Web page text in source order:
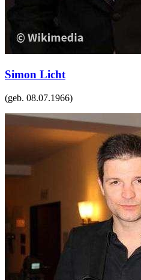
Simon Licht
(geb. 08.07.1966)